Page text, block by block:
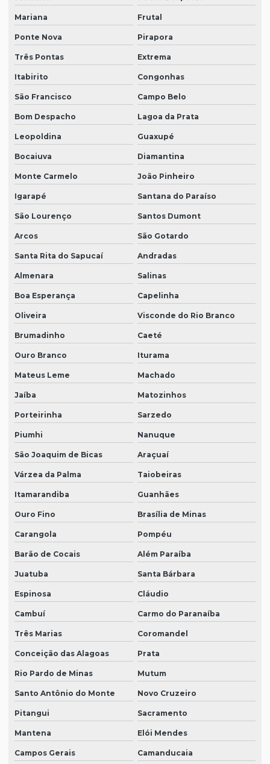
Mariana Frutal
Ponte Nova Pirapora
Três Pontas Extrema
Itabirito Congonhas
São Francisco Campo Belo
Bom Despacho Lagoa da Prata
Leopoldina Guaxupé
Bocaiuva Diamantina
Monte Carmelo João Pinheiro
Igarapé Santana do Paraíso
São Lourenço Santos Dumont
Arcos São Gotardo
Santa Rita do Sapucaí Andradas
Almenara Salinas
Boa Esperança Capelinha
Oliveira Visconde do Rio Branco
Brumadinho Caeté
Ouro Branco Iturama
Mateus Leme Machado
Jaíba Matozinhos
Porteirinha Sarzedo
Piumhi Nanuque
São Joaquim de Bicas Araçuaí
Várzea da Palma Taiobeiras
Itamarandiba Guanhães
Ouro Fino Brasília de Minas
Carangola Pompéu
Barão de Cocais Além Paraíba
Juatuba Santa Bárbara
Espinosa Cláudio
Cambuí Carmo do Paranaíba
Três Marias Coromandel
Conceição das Alagoas Prata
Rio Pardo de Minas Mutum
Santo Antônio do Monte Novo Cruzeiro
Pitangui Sacramento
Mantena Elói Mendes
Campos Gerais Camanducaia